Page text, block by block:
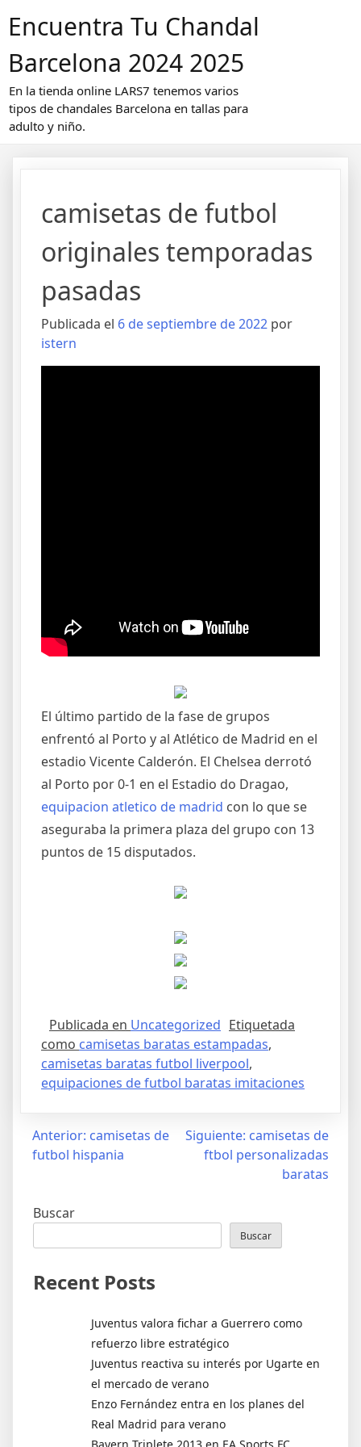
Encuentra Tu Chandal
Barcelona 2024 2025
En la tienda online LARS7 tenemos varios
tipos de chandales Barcelona en tallas para
adulto y niño.
camisetas de futbol
originales temporadas
pasadas
Publicada el 6 de septiembre de 2022 por
istern
El último partido de la fase de grupos
enfrentó al Porto y al Atlético de Madrid en el
estadio Vicente Calderón. El Chelsea derrotó
al Porto por 0-1 en el Estadio do Dragao,
equipacion atletico de madrid con lo que se
aseguraba la primera plaza del grupo con 13
puntos de 15 disputados.
Publicada en Uncategorized Etiquetada
como camisetas baratas estampadas,
camisetas baratas futbol liverpool,
equipaciones de futbol baratas imitaciones
Navegación
Anterior: camisetas de
futbol hispania
Siguiente: camisetas de
ftbol personalizadas
baratas
Buscar
Buscar
Recent Posts
Juventus valora fichar a Guerrero como
refuerzo libre estratégico
Juventus reactiva su interés por Ugarte en
el mercado de verano
Enzo Fernández entra en los planes del
Real Madrid para verano